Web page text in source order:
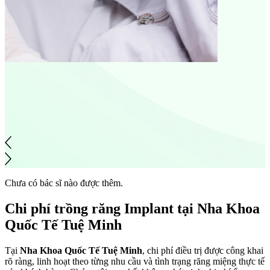
Chưa có bác sĩ nào được thêm.
Chi phí trồng răng Implant tại Nha Khoa
Quốc Tế Tuệ Minh
Tại Nha Khoa Quốc Tế Tuệ Minh, chi phí điều trị được công khai
rõ ràng, linh hoạt theo từng nhu cầu và tình trạng răng miệng thực tế